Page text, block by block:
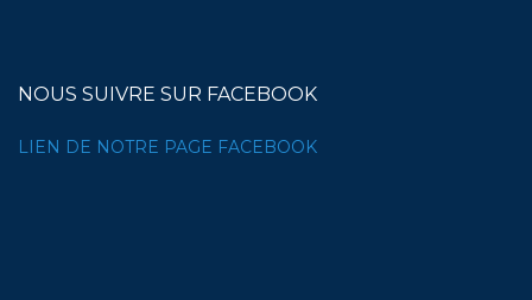
NOUS SUIVRE SUR FACEBOOK
LIEN DE NOTRE PAGE FACEBOOK